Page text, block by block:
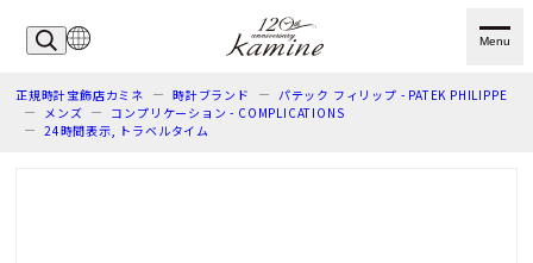
Menu
正規時計宝飾店カミネ 時計ブランド
パテック フィリップ - PATEK PHILIPPE
メンズ
コンプリケーション - COMPLICATIONS
24時間表示, トラベルタイム